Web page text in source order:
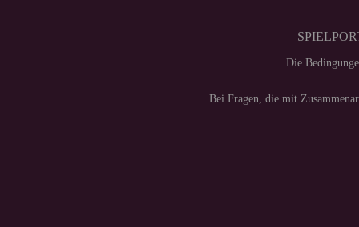
Die
Bei Fragen, die mit